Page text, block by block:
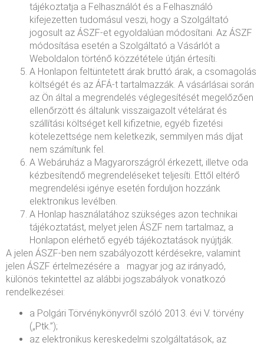
tájékoztatja a Felhasználót és a Felhasználó
kifejezetten tudomásul veszi, hogy a Szolgáltató
jogosult az ÁSZF-et egyoldalúan módosítani. Az ÁSZF
módosítása esetén a Szolgáltató a Vásárlót a
Weboldalon történő közzététele útján értesíti.
A Honlapon feltüntetett árak bruttó árak, a csomagolás
költségét és az ÁFÁ-t tartalmazzák. A vásárlásai során
az Ön által a megrendelés véglegesítését megelőzően
ellenőrzött és általunk visszaigazolt vételárat és
szállítási költséget kell kifizetnie, egyéb fizetési
kötelezettsége nem keletkezik, semmilyen más díjat
nem számítunk fel.
A Webáruház a Magyarországról érkezett, illetve oda
kézbesítendő megrendeléseket teljesíti. Ettől eltérő
megrendelési igénye esetén forduljon hozzánk
elektronikus levélben.
A Honlap használatához szükséges azon technikai
tájékoztatást, melyet jelen ÁSZF nem tartalmaz, a
Honlapon elérhető egyéb tájékoztatások nyújtják.
A jelen ÁSZF-ben nem szabályozott kérdésekre, valamint
jelen ÁSZF értelmezésére a magyar jog az irányadó,
különös tekintettel az alábbi jogszabályok vonatkozó
rendelkezései:
a Polgári Törvénykönyvről szóló 2013. évi V. törvény
(„Ptk.”);
az elektronikus kereskedelmi szolgáltatások, az